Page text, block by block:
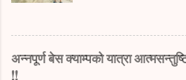
थाप्लोमा नाम्लोले थिचेको
बोकेकी छन् । सुस्त सुस्त
आउँछिन् । उनी हल्का स्याँ
त अझै तगडा नै देखिन्छिन्
अन्नपूर्ण बेस क्याम्पको यात्रा
!!